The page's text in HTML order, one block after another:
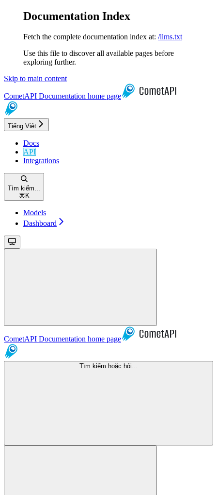
Documentation Index
Fetch the complete documentation index at: /llms.txt
Use this file to discover all available pages before
exploring further.
Skip to main content
CometAPI Documentation home page
Tiếng Việt
Docs
API
Integrations
Tìm kiếm...
⌘ K
Models
Dashboard
CometAPI Documentation home page
Tìm kiếm hoặc hỏi...